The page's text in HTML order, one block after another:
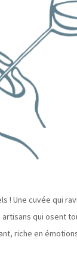
! Une cuvée qui
qui osent
riche en